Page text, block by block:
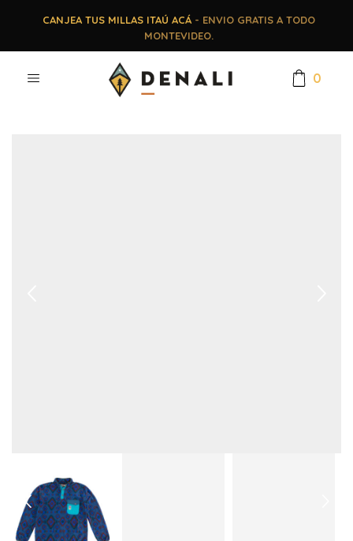
CANJEA TUS MILLAS ITAÚ ACÁ- ENVIO GRATIS A TODO
MONTEVIDEO.
0